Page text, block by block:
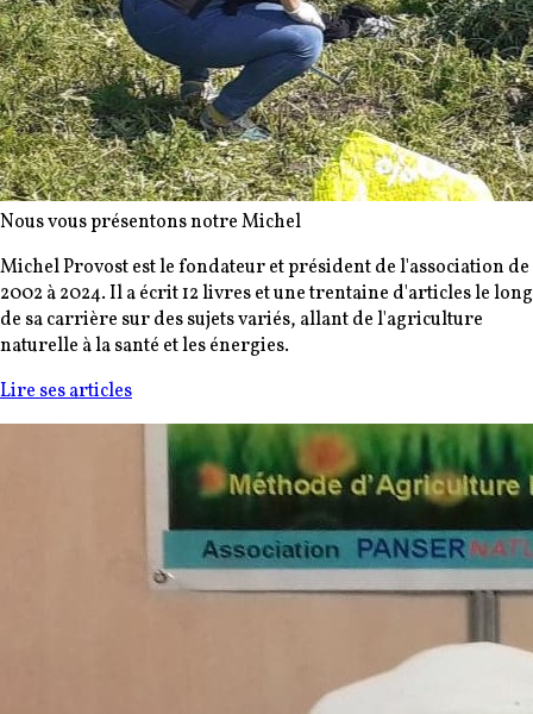
Nous vous présentons notre Michel
Michel Provost est le fondateur et président de l'association de
2002 à 2024. Il a écrit 12 livres et une trentaine d'articles le long
de sa carrière sur des sujets variés, allant de l'agriculture
naturelle à la santé et les énergies.
Lire ses articles